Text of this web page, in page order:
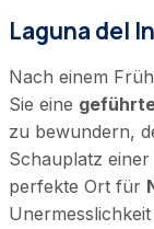
Laguna del
Nach einem
Sie eine
zu bewundern,
Schauplatz
perfekte Ort für